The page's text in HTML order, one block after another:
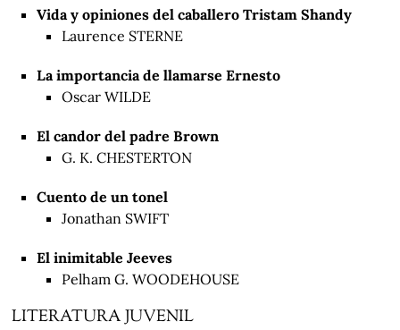
Vida y opiniones del caballero Tristam Shandy
Laurence STERNE
La importancia de llamarse Ernesto
Oscar WILDE
El candor del padre Brown
G. K. CHESTERTON
Cuento de un tonel
Jonathan SWIFT
El inimitable Jeeves
Pelham G. WOODEHOUSE
LITERATURA JUVENIL